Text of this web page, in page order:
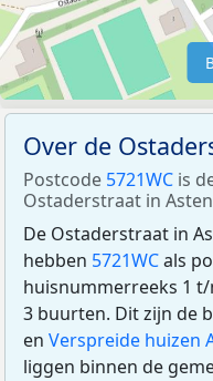
Over de
Postcode 5721WC is
Ostaderstraat in
De Ostaderstraat in
hebben 5721WCals
huisnummerreeks 1
3 buurten. Dit zijn de
en Verspreide huizen
liggen binnen de